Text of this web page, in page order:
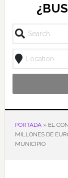
PORTADA» EL
MILLONES DE
MUNICIPIO